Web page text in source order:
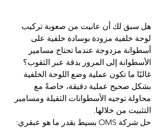
هل سبق لك أن عانيت من صعوبة تركيب
لوحة خلفية مزودة بوسادة خلفية على
أسطوانة مزدوجة عندما تحتاج مسامير
الأسطوانة إلى المرور بدقة عبر الثقوب؟
غالبًا ما تكون عملية وضع اللوحة الخلفية
بشكل صحيح عملية دقيقة، خاصةً مع
محاولة توجيه الأسطوانات الثقيلة ومسامير
التثبيت من خلالها.
حل شركة OMS بسيط بقدر ما هو عبقري: